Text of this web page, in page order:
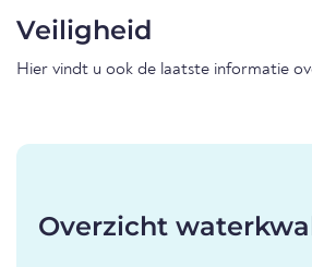
Veiligheid
Hier vindt u ook de laatste informatie
Overzicht